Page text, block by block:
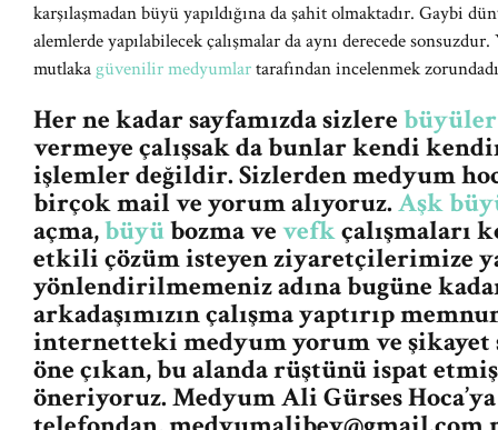
karşılaşmadan büyü yapıldığına da şahit olmaktadır. Gaybi
alemlerde yapılabilecek çalışmalar da aynı derecede
mutlaka güvenilir medyumlartarafından incelenmek
Her ne kadar sayfamızda sizlerebüyüler
vermeye çalışsak da bunlar kendi
işlemler değildir. Sizlerden medyum
birçok mail ve yorum alıyoruz.Aşk
açma,büyübozma vevefkçalışmaları
etkili çözüm isteyen ziyaretçilerimize
yönlendirilmemeniz adına bugüne
arkadaşımızın çalışma yaptırıp
internetteki medyum yorum ve şikayet
öne çıkan, bu alanda rüştünü ispat
öneriyoruz. Medyum Ali Gürses Hoca’ya